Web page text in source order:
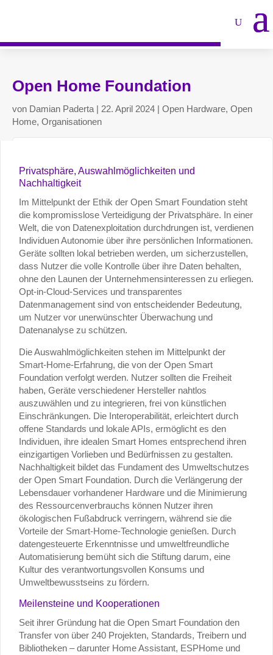
Open Home Foundation
von Damian Paderta | 22. April 2024 | Open Hardware, Open
Home, Organisationen
Privatsphäre, Auswahlmöglichkeiten und
Nachhaltigkeit
Im Mittelpunkt der Ethik der Open Smart Foundation steht
die kompromisslose Verteidigung der Privatsphäre. In einer
Welt, die von Datenexploitation durchdrungen ist, verdienen
Individuen Autonomie über ihre persönlichen Informationen.
Geräte sollten lokal betrieben werden, um sicherzustellen,
dass Nutzer die volle Kontrolle über ihre Daten behalten,
ohne den Launen der Unternehmensinteressen zu erliegen.
Opt-in-Cloud-Services und transparentes
Datenmanagement sind von entscheidender Bedeutung,
um Nutzer vor unerwünschter Überwachung und
Datenanalyse zu schützen.
Die Auswahlmöglichkeiten stehen im Mittelpunkt der
Smart-Home-Erfahrung, die von der Open Smart
Foundation verfolgt werden. Nutzer sollten die Freiheit
haben, Geräte verschiedener Hersteller nahtlos
auszuwählen und zu integrieren, frei von künstlichen
Einschränkungen. Die Interoperabilität, erleichtert durch
offene Standards und lokale APIs, ermöglicht es den
Individuen, ihre idealen Smart Homes entsprechend ihren
einzigartigen Vorlieben und Bedürfnissen zu gestalten.
Nachhaltigkeit bildet das Fundament des Umweltschutzes
der Open Smart Foundation. Durch die Verlängerung der
Lebensdauer vorhandener Hardware und die Minimierung
des Ressourcenverbrauchs können Nutzer ihren
ökologischen Fußabdruck verringern, während sie die
Vorteile der Smart-Home-Technologie genießen. Durch
datengesteuerte Erkenntnisse und umweltfreundliche
Automatisierung bemüht sich die Stiftung darum, eine
Kultur des verantwortungsvollen Konsums und
Umweltbewusstseins zu fördern.
Meilensteine und Kooperationen
Seit ihrer Gründung hat die Open Smart Foundation den
Transfer von über 240 Projekten, Standards, Treibern und
Bibliotheken – darunter Home Assistant, ESPHome und